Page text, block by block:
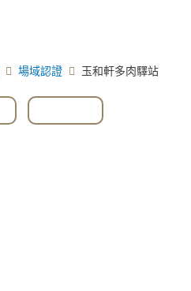
場域認證 玉和軒多肉驛站